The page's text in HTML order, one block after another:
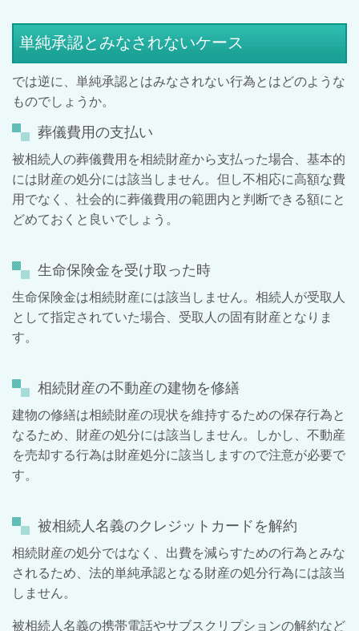
単純承認とみなされないケース
では逆に、単純承認とはみなされない行為とはどのような
ものでしょうか。
葬儀費用の支払い
被相続人の葬儀費用を相続財産から支払った場合、基本的
には財産の処分には該当しません。但し不相応に高額な費
用でなく、社会的に葬儀費用の範囲内と判断できる額にと
どめておくと良いでしょう。
生命保険金を受け取った時
生命保険金は相続財産には該当しません。相続人が受取人
として指定されていた場合、受取人の固有財産となりま
す。
相続財産の不動産の建物を修繕
建物の修繕は相続財産の現状を維持するための保存行為と
なるため、財産の処分には該当しません。しかし、不動産
を売却する行為は財産処分に該当しますので注意が必要で
す。
被相続人名義のクレジットカードを解約
相続財産の処分ではなく、出費を減らすための行為とみな
されるため、法的単純承認となる財産の処分行為には該当
しません。
被相続人名義の携帯電話やサブスクリプションの解約など